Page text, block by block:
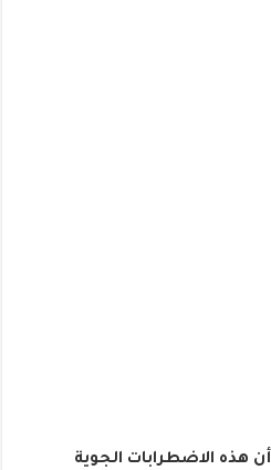
أن هذه الاضطرابات الجوية